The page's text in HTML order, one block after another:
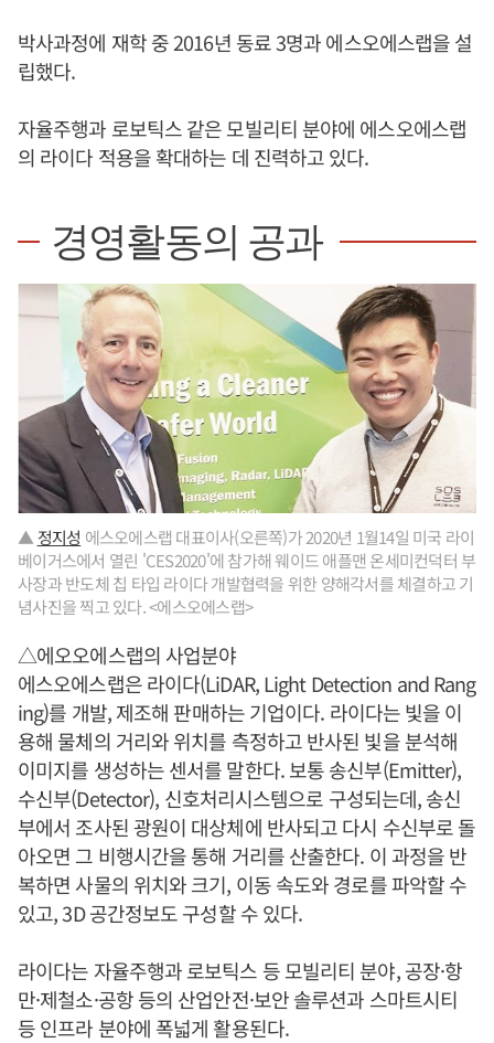
박사과정에 재학 중 2016년 동료 3명과 에스오에스랩을 설
립했다.
자율주행과 로보틱스 같은 모빌리티 분야에 에스오에스랩
의 라이다 적용을 확대하는 데 진력하고 있다.
경영활동의 공과
▲ 정지성 에스오에스랩 대표이사(오른쪽)가 2020년 1월14일 미국 라이
베이거스에서 열린 'CES2020'에 참가해 웨이드 애플맨 온세미컨덕터 부
사장과 반도체 칩 타입 라이다 개발협력을 위한 양해각서를 체결하고 기
념사진을 찍고 있다. <에스오에스랩>
△에오오에스랩의 사업분야
에스오에스랩은 라이다(LiDAR, Light Detection and Rang
ing)를 개발, 제조해 판매하는 기업이다. 라이다는 빛을 이
용해 물체의 거리와 위치를 측정하고 반사된 빛을 분석해
이미지를 생성하는 센서를 말한다. 보통 송신부(Emitter),
수신부(Detector), 신호처리시스템으로 구성되는데, 송신
부에서 조사된 광원이 대상체에 반사되고 다시 수신부로 돌
아오면 그 비행시간을 통해 거리를 산출한다. 이 과정을 반
복하면 사물의 위치와 크기, 이동 속도와 경로를 파악할 수
있고, 3D 공간정보도 구성할 수 있다.
라이다는 자율주행과 로보틱스 등 모빌리티 분야, 공장·항
만·제철소·공항 등의 산업안전·보안 솔루션과 스마트시티
등 인프라 분야에 폭넓게 활용된다.